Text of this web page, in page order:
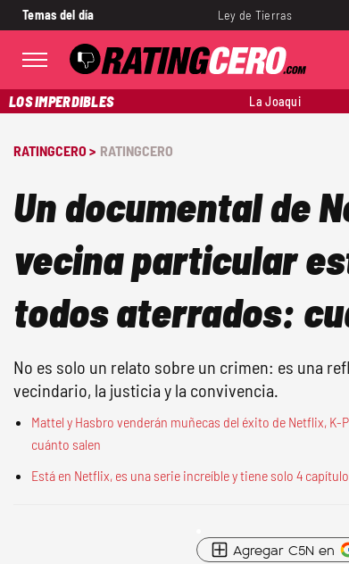
Temas del día Ley de Tierras
LOS IMPERDIBLES La Joaqui
RATINGCERO > RATINGCERO
Un documental de
vecina particular
todos aterrados:
No es solo un relato sobre un crimen: es una
vecindario, la justicia y la convivencia.
Mattel y Hasbro venderán muñecas del éxito de Netflix,
cuánto salen
Está en Netflix, es una serie increíble y tiene solo 4
Agregar C5N en